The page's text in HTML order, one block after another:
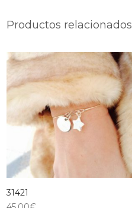
Productos relacionados
31421